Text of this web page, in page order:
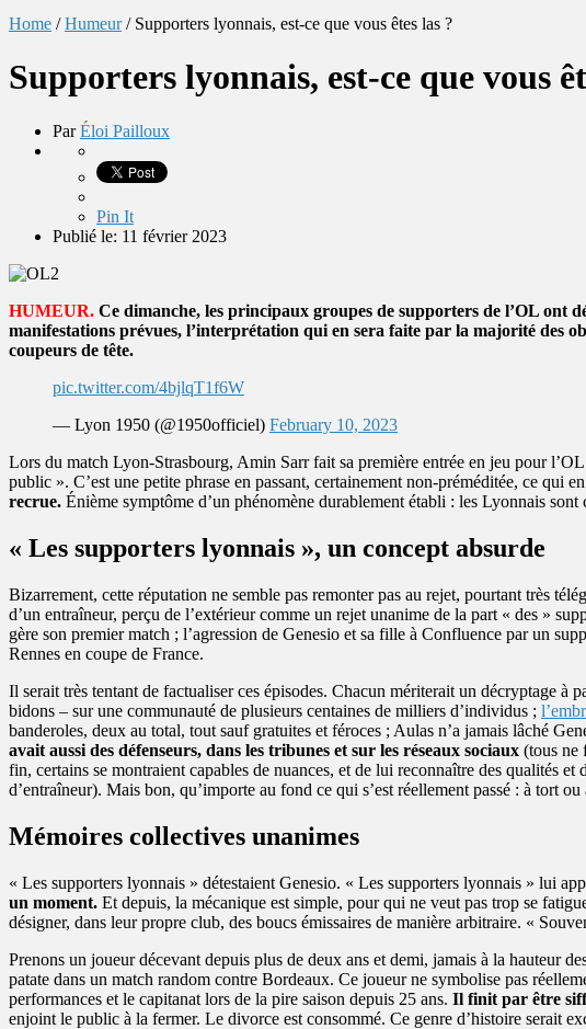
Home /Humeur/ Supporters lyonnais, est-ce que vous êtes las ?
Supporters lyonnais, est-ce que vous
ParÉloi Pailloux
Pin It
Publié le: 11 février 2023
HUMEUR. Ce dimanche, les principaux groupes de supporters de l’OL ont
manifestations prévues, l’interprétation qui en sera faite par la majorité des
coupeurs de tête.
pic.twitter.com/4bjlqT1f6W
— Lyon 1950 (@1950officiel) February 10, 2023
Lors du match Lyon-Strasbourg, Amin Sarr fait sa première entrée en jeu pour
public ». C’est une petite phrase en passant, certainement non-préméditée, ce qui
recrue. Énième symptôme d’un phénomène durablement établi : les Lyonnais
« Les supporters lyonnais », un concept absurde
Bizarrement, cette réputation ne semble pas remonter pas au rejet, pourtant très
d’un entraîneur, perçu de l’extérieur comme un rejet unanime de la part « des »
gère son premier match ; l’agression de Genesio et sa fille à Confluence par un
Rennes en coupe de France.
Il serait très tentant de factualiser ces épisodes. Chacun mériterait un décryptage à
bidons – sur une communauté de plusieurs centaines de milliers d’individus ;
banderoles, deux au total, tout sauf gratuites et féroces ; Aulas n’a jamais lâché
avait aussi des défenseurs, dans les tribunes et sur les réseaux sociaux (tous ne
fin, certains se montraient capables de nuances, et de lui reconnaître des qualités
d’entraîneur). Mais bon, qu’importe au fond ce qui s’est réellement passé : à tort
Mémoires collectives unanimes
« Les supporters lyonnais » détestaient Genesio. « Les supporters lyonnais » lui
un moment. Et depuis, la mécanique est simple, pour qui ne veut pas trop se
désigner, dans leur propre club, des boucs émissaires de manière arbitraire. «
Prenons un joueur décevant depuis plus de deux ans et demi, jamais à la hauteur
patate dans un match random contre Bordeaux. Ce joueur ne symbolise pas
performances et le capitanat lors de la pire saison depuis 25 ans. Il finit par être
enjoint le public à la fermer. Le divorce est consommé. Ce genre d’histoire serait